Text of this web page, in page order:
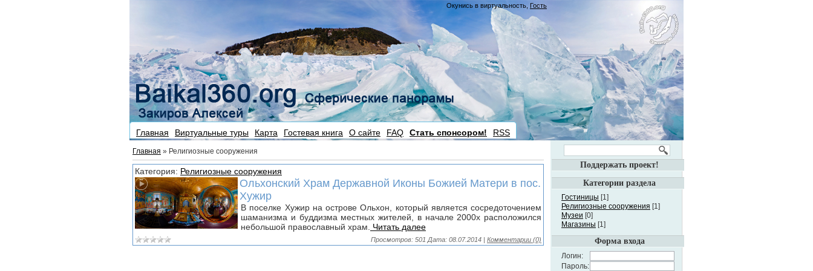
Окунись в виртуальность Гость
Главная Виртуальные туры Карта Гостевая книга О сайте FAQ Стать спонсором! RSS
Главная » Религиозные сооружения
Категория: Религиозные сооружения
Ольхонский Храм Державной Иконы Божией Матери в пос.
Хужир
В поселке Хужир на острове Ольхон, который является сосредоточением
шаманизма и буддизма местных жителей, в начале 2000х расположился
небольшой православный храм.
Читать далее
Просмотров: 501 Дата: 08.07.2014 | Комментарии (0)
Поддержать проект!
Категории раздела
Гостиницы [1]
Религиозные сооружения [1]
Музеи [0]
Магазины [1]
Форма входа
Логин:
Пароль: